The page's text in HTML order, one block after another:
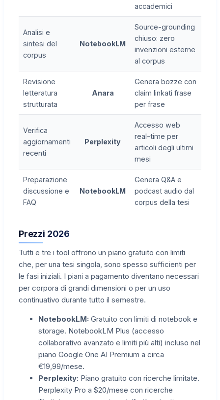
accademici
Analisi e
sintesi del
corpus
NotebookLM
Source-grounding
chiuso: zero
invenzioni esterne
al corpus
Revisione
letteratura
strutturata
Anara
Genera bozze con
claim linkati frase
per frase
Verifica
aggiornamenti
recenti
Perplexity
Accesso web
real-time per
articoli degli ultimi
mesi
Preparazione
discussione e
FAQ
NotebookLM
Genera Q&A e
podcast audio dal
corpus della tesi
Prezzi 2026
Tutti e tre i tool offrono un piano gratuito con limiti
che, per una tesi singola, sono spesso sufficienti per
le fasi iniziali. I piani a pagamento diventano necessari
per corpora di grandi dimensioni o per un uso
continuativo durante tutto il semestre.
NotebookLM: Gratuito con limiti di notebook e
storage. NotebookLM Plus (accesso
collaborativo avanzato e limiti più alti) incluso nel
piano Google One AI Premium a circa
€19,99/mese.
Perplexity: Piano gratuito con ricerche limitate.
Perplexity Pro a $20/mese con ricerche